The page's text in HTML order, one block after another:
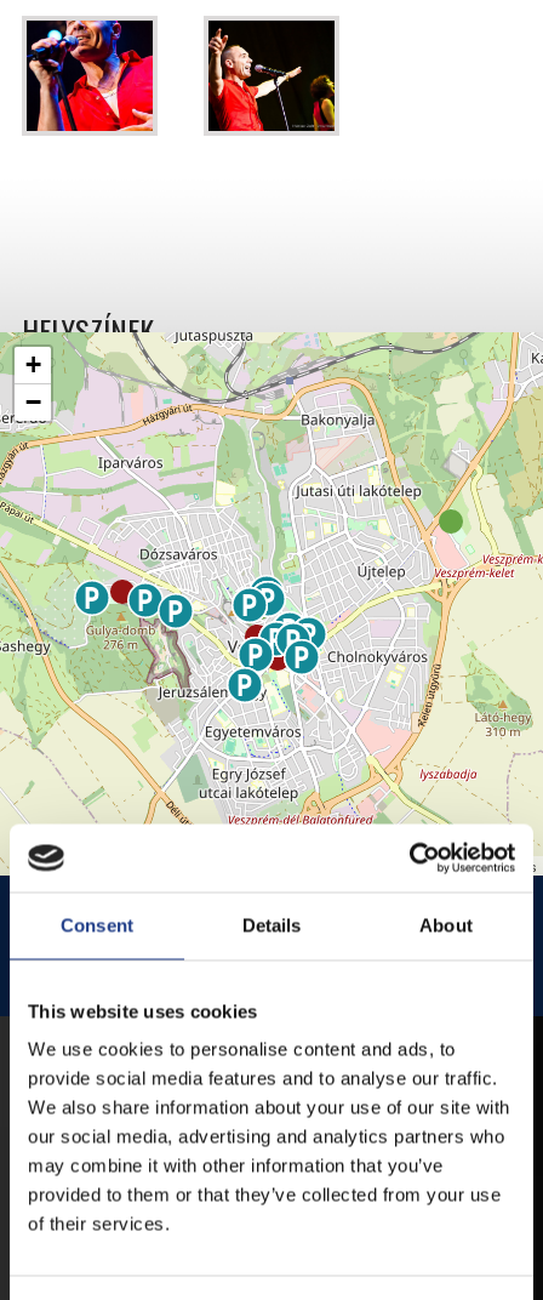
Consent Details About
This website uses cookies
We use cookies to personalise content and ads, to
provide social media features and to analyse our traffic.
We also share information about your use of our site with
our social media, advertising and analytics partners who
may combine it with other information that you’ve
provided to them or that they’ve collected from your use
of their services.
+
−
OpenStreetMapcontributors
HELYSZÍNEK
MOBIL APP
VESZPRÉMFEST